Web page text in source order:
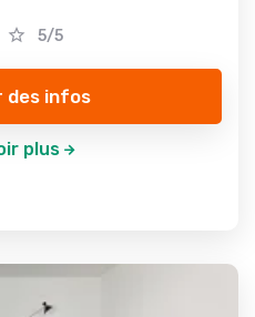
5/5
des infos
plus